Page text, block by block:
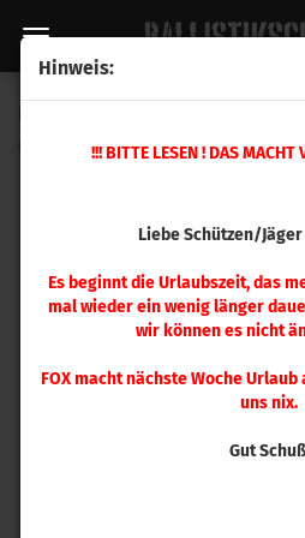
Hinweis:
!!! BITTE LESEN ! DAS MACHT
Liebe Schützen/
Es beginnt die Urlaubszeit, das
mal wieder ein wenig länger
wir können es nicht
FOX macht nächste Woche
uns nix.
Gut
UY0560)